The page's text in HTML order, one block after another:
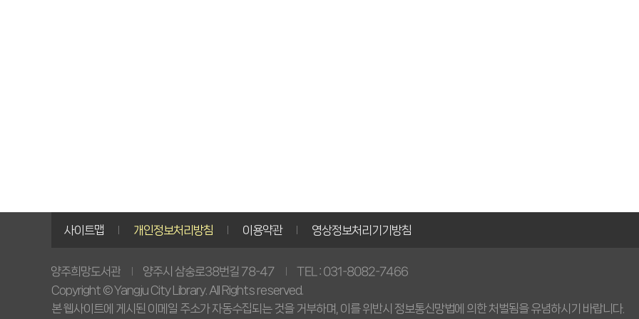
사이트맵 개인정보처리방침 이용약관 영상정보처리 기기방침
양주희망도서관 양주시 삼숭로38번길 78-47 TEL : 031-8082-7466
Copyright © Yangju City Library. All Rights reserved.
본 웹사이트에 게시된 이메일 주소가 자동수집되는 것을 거부하며, 이를 위반시 정보통신망법에 의한 처벌됨을 유념하시기 바랍니다.